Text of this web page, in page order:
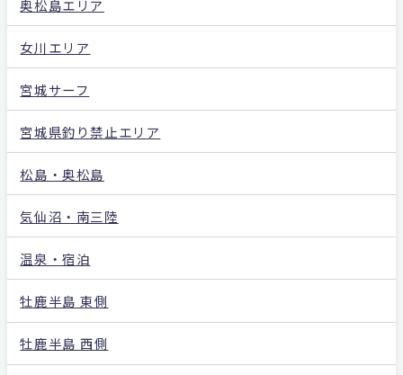
奥松島エリア
女川エリア
宮城サーフ
宮城県釣り禁止エリア
松島・奥松島
気仙沼・南三陸
温泉・宿泊
牡鹿半島 東側
牡鹿半島 西側